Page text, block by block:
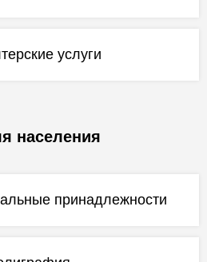
услуги
населения
принадлежности